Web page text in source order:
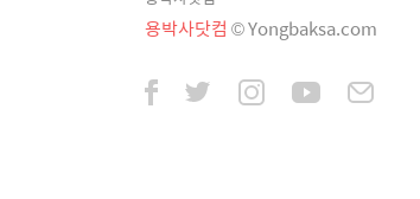
용박사닷컴 © Yongbaksa.com